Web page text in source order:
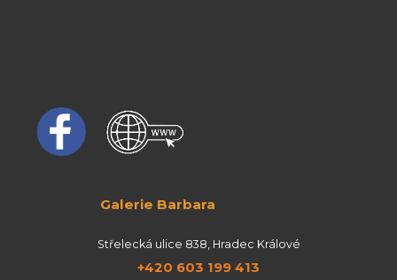
Galerie Barbara
Střelecká ulice 838, Hradec Králové
+420 603 199 413